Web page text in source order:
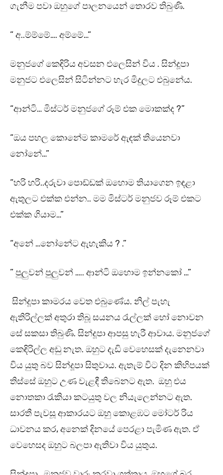
ගැනීම පවා ඔහුගේ පාලනයෙන් තොරව තිබුණි.
” අ..ම්ම්මේ…. අම්මේ…”
මනුජගේ කෙඳිරිය අවසන එලෙසින් විය . සින්දූපා
මනුජට එලෙසින් සිටින්නට හැර මිදුලට එබුනේය.
“ආන්ටි… මිස්ටර් මනුජගේ රූම් එක මොකක්ද ?”
“ඔය පහල කොනේම කාමරේ ඇඳක් තියෙනවා
නෝනේ…”
“හරි හරි..දරුවා පොඩ්ඩක් ඔහොම තියාගෙන ඉඳළා
ඇතුලට එක්ක එන්න.. මම මිස්ටර් මනුජව රූම් එකට
එක්ක ගියාම…”
“අනේ …නෝනේට ඇහැකිය ? .”
” පුලුවන් පුලුවන් ….. ආන්ටි ඔහොම ඉන්නකෝ …”
සින්දූපා කාමරය වෙත එබුණේය. නිල් පැහැ
ඇතිරිල්ලක් අතුරා තිබූ සයනය රැල්ලක් හෝ නොවන
සේ සකසා තිබුණි. සින්දූපා ආපසු හැරී ආවාය. මනුජගේ
කෙඳිරිල්ල අඩු නැත. ඔහුට දැඩි වෙහෙසක් දැනෙනවා
විය යුතු බව සින්දූපා සිතුවාය. ඇතැම් විට දින කිහිපයක්
තිස්සේ ඔහුට උණ වැළඳී තිබෙනට ඇත. ඔහු එය
නොතකා රැකියා කටයුතු වල නියැලෙන්නට ඇත.
සාරතී පැවසූ ආකාරයට ඔහු කොළඹට මෝටර් රිය
ධාවනය කර, අනෙක් දිනයේ පෙරළා පැමිණ ඇත. ඒ
වෙහෙසද ඔහුට බලපා ඇතිවා විය යුතුය.